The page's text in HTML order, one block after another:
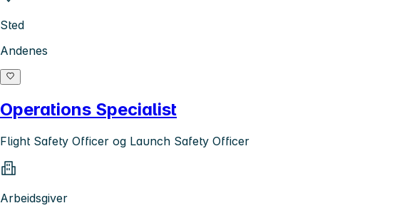
Sted
Andenes
Operations Specialist
Flight Safety Officer og Launch Safety Officer
Arbeidsgiver